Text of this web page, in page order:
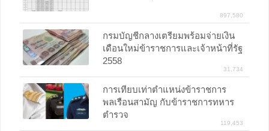
897,580
กรมบัญชีกลางเตรียมพร้อมจ่ายเงิน
เดือนใหม่ข้าราชการและเจ้าหน้าที่รัฐ
2558
31,734
การเทียบเท่าตำแหน่งข้าราชการ
พลเรือนสามัญ กับข้าราชการทหาร
ตำรวจ
119,453